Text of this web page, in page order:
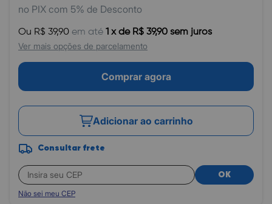
no PIX com 5% de Desconto
Ou R$ 39,90 em até 1 x de R$ 39,90 sem juros
Ver mais opções de parcelamento
Comprar agora
Adicionar ao carrinho
Consultar frete
OK
Não sei meu CEP